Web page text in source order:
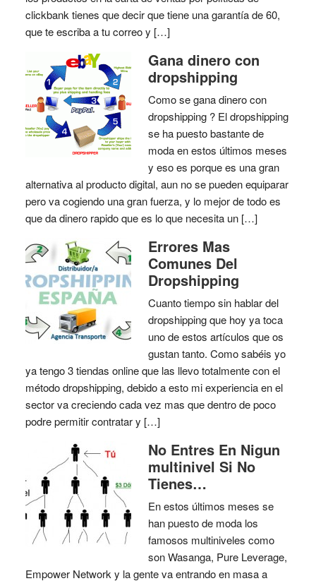
clickbank tienes que decir que tiene una garantía de 60,
que te escriba a tu correo y […]
Gana dinero con
dropshipping
Como se gana dinero con
dropshipping ? El dropshipping
se ha puesto bastante de
moda en estos últimos meses
y eso es porque es una gran
alternativa al producto digital, aun no se pueden equiparar
pero va cogiendo una gran fuerza, y lo mejor de todo es
que da dinero rapido que es lo que necesita un […]
Errores Mas
Comunes Del
Dropshipping
Cuanto tiempo sin hablar del
dropshipping que hoy ya toca
uno de estos artículos que os
gustan tanto. Como sabéis yo
ya tengo 3 tiendas online que las llevo totalmente con el
método dropshipping, debido a esto mi experiencia en el
sector va creciendo cada vez mas que dentro de poco
podre permitir contratar y […]
No Entres En Nigun
multinivel Si No
Tienes…
En estos últimos meses se
han puesto de moda los
famosos multiniveles como
son Wasanga, Pure Leverage,
Empower Network y la gente va entrando en masa a